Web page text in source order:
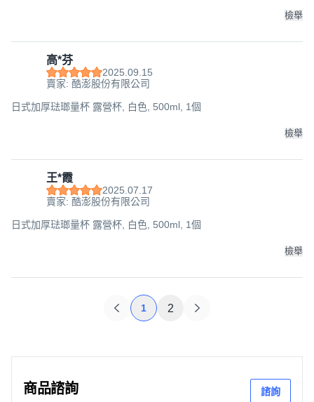
檢舉
高*芬
2025.09.15
賣家: 酷澎股份有限公司
日式加厚琺瑯量杯 露營杯, 白色, 500ml, 1個
檢舉
王*霞
2025.07.17
賣家: 酷澎股份有限公司
日式加厚琺瑯量杯 露營杯, 白色, 500ml, 1個
檢舉
1 2
商品諮詢 諮詢